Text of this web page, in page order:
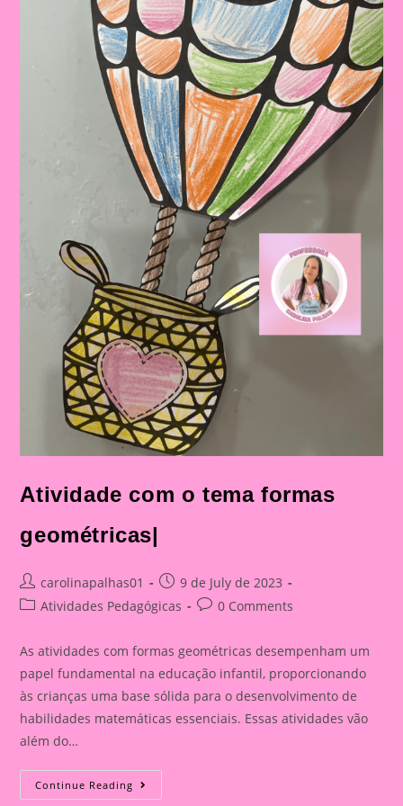
Atividade com o tema formas
geométricas|
Post
author:
carolinapalhas01
Post
published:
9 de July de 2023
PostAtividades Pedagógicas
Post0 Comments
As atividades com formas geométricas desempenham um
papel fundamental na educação infantil, proporcionando
às crianças uma base sólida para o desenvolvimento de
habilidades matemáticas essenciais. Essas atividades vão
além do…
Continue Reading Atividade
Com